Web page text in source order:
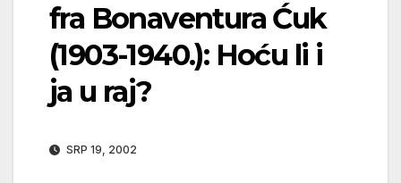
fra Bonaventura Ćuk
(1903-1940.): Hoću li i
ja u raj?
SRP 19, 2002